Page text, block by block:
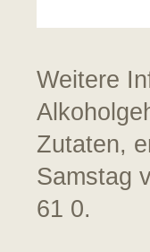
Weitere
Zutaten,
Samstag
61 0.